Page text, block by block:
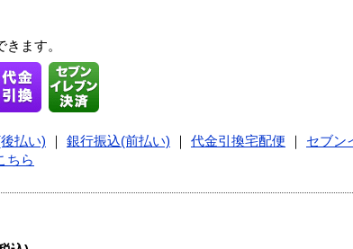
ます。
払い) 銀行振込(前払い) 代金引換宅配便
セブン
ちら